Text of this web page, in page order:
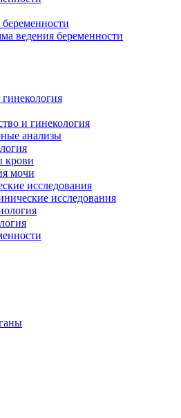
ведения беременности
и гинекология
анализы
крови
мочи
исследования
исследования